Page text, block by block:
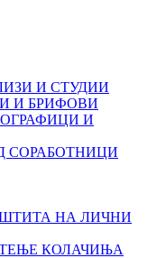
И СТУДИИ
И БРИФОВИ
И
СОРАБОТНИЦИ
НА ЛИЧНИ
КОЛАЧИЊА